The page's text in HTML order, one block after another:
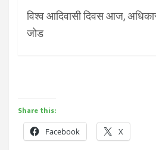
विश्व आदिवासी दिवस आज,
जोड
Share this:
Facebook X